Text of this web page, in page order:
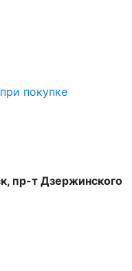
покупке
пр-т Дзержинского